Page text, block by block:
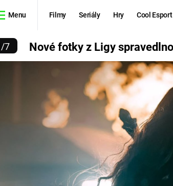
Menu Filmy Seriály Hry Cool Esport
Filmy
STAR WARS
AVENGERS
RYCHLE A
ZBĚSILE 10
PREDÁTOR
(2017)
/7 Nové fotky z Ligy